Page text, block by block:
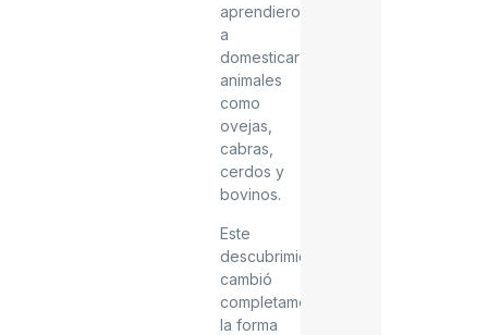
aprendieron
a
domesticar
animales
como
ovejas,
cabras,
cerdos y
bovinos.
Este
descubrimiento
cambió
completamente
la forma